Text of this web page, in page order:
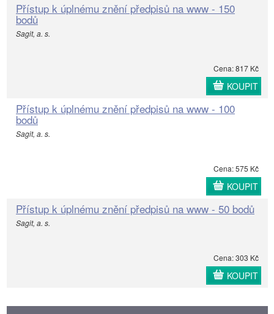
Přístup k úplnému znění předpisů na www - 150
bodů
Sagit, a. s.
Cena: 817 Kč
KOUPIT
Přístup k úplnému znění předpisů na www - 100
bodů
Sagit, a. s.
Cena: 575 Kč
KOUPIT
Přístup k úplnému znění předpisů na www - 50 bodů
Sagit, a. s.
Cena: 303 Kč
KOUPIT